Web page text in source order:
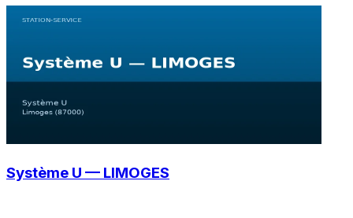
Système U — LIMOGES